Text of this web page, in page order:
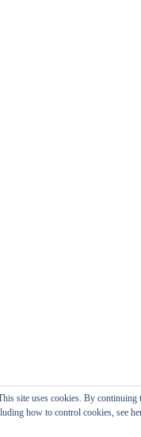
site uses cookies. By continuing
how to control cookies, see